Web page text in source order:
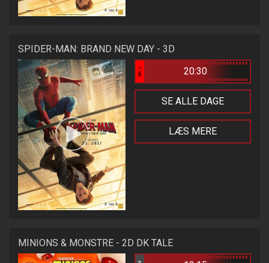
SPIDER-MAN: BRAND NEW DAY - 3D
Bio 2 20:30
SE ALLE DAGE
LÆS MERE
MINIONS & MONSTRE - 2D DK TALE